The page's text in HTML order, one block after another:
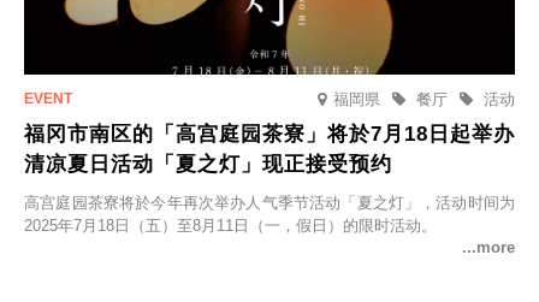
福岡県 活动
餐厅
福冈市南区的「高宫庭园茶寮」将於7月18日起举办
清凉夏日活动「夏之灯」现正接受预约
高宫庭园茶寮将於今年再次举办人气季节活动「夏之灯」，活动时间为
2025年7月18日（五）至8月11日（一，假日）的限时活动。